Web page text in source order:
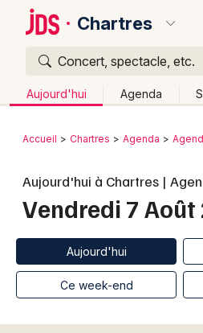
Chartres
Concert, spectacle, etc.
Aujourd'hui Agenda
Publier un événement
Grands événements
Activité & Expérience
Colmar
Lille
Lyon
Marseille
Retour
Accueil Chartres Agenda
Aujourd'hui à Chartres |
Vendredi 7 Août
Aujourd'hui
Ce week-end
Quoi ?
Où ?
Partout
Près de moi Changer
Quand ?
Aujourd'hui
Demain Ce